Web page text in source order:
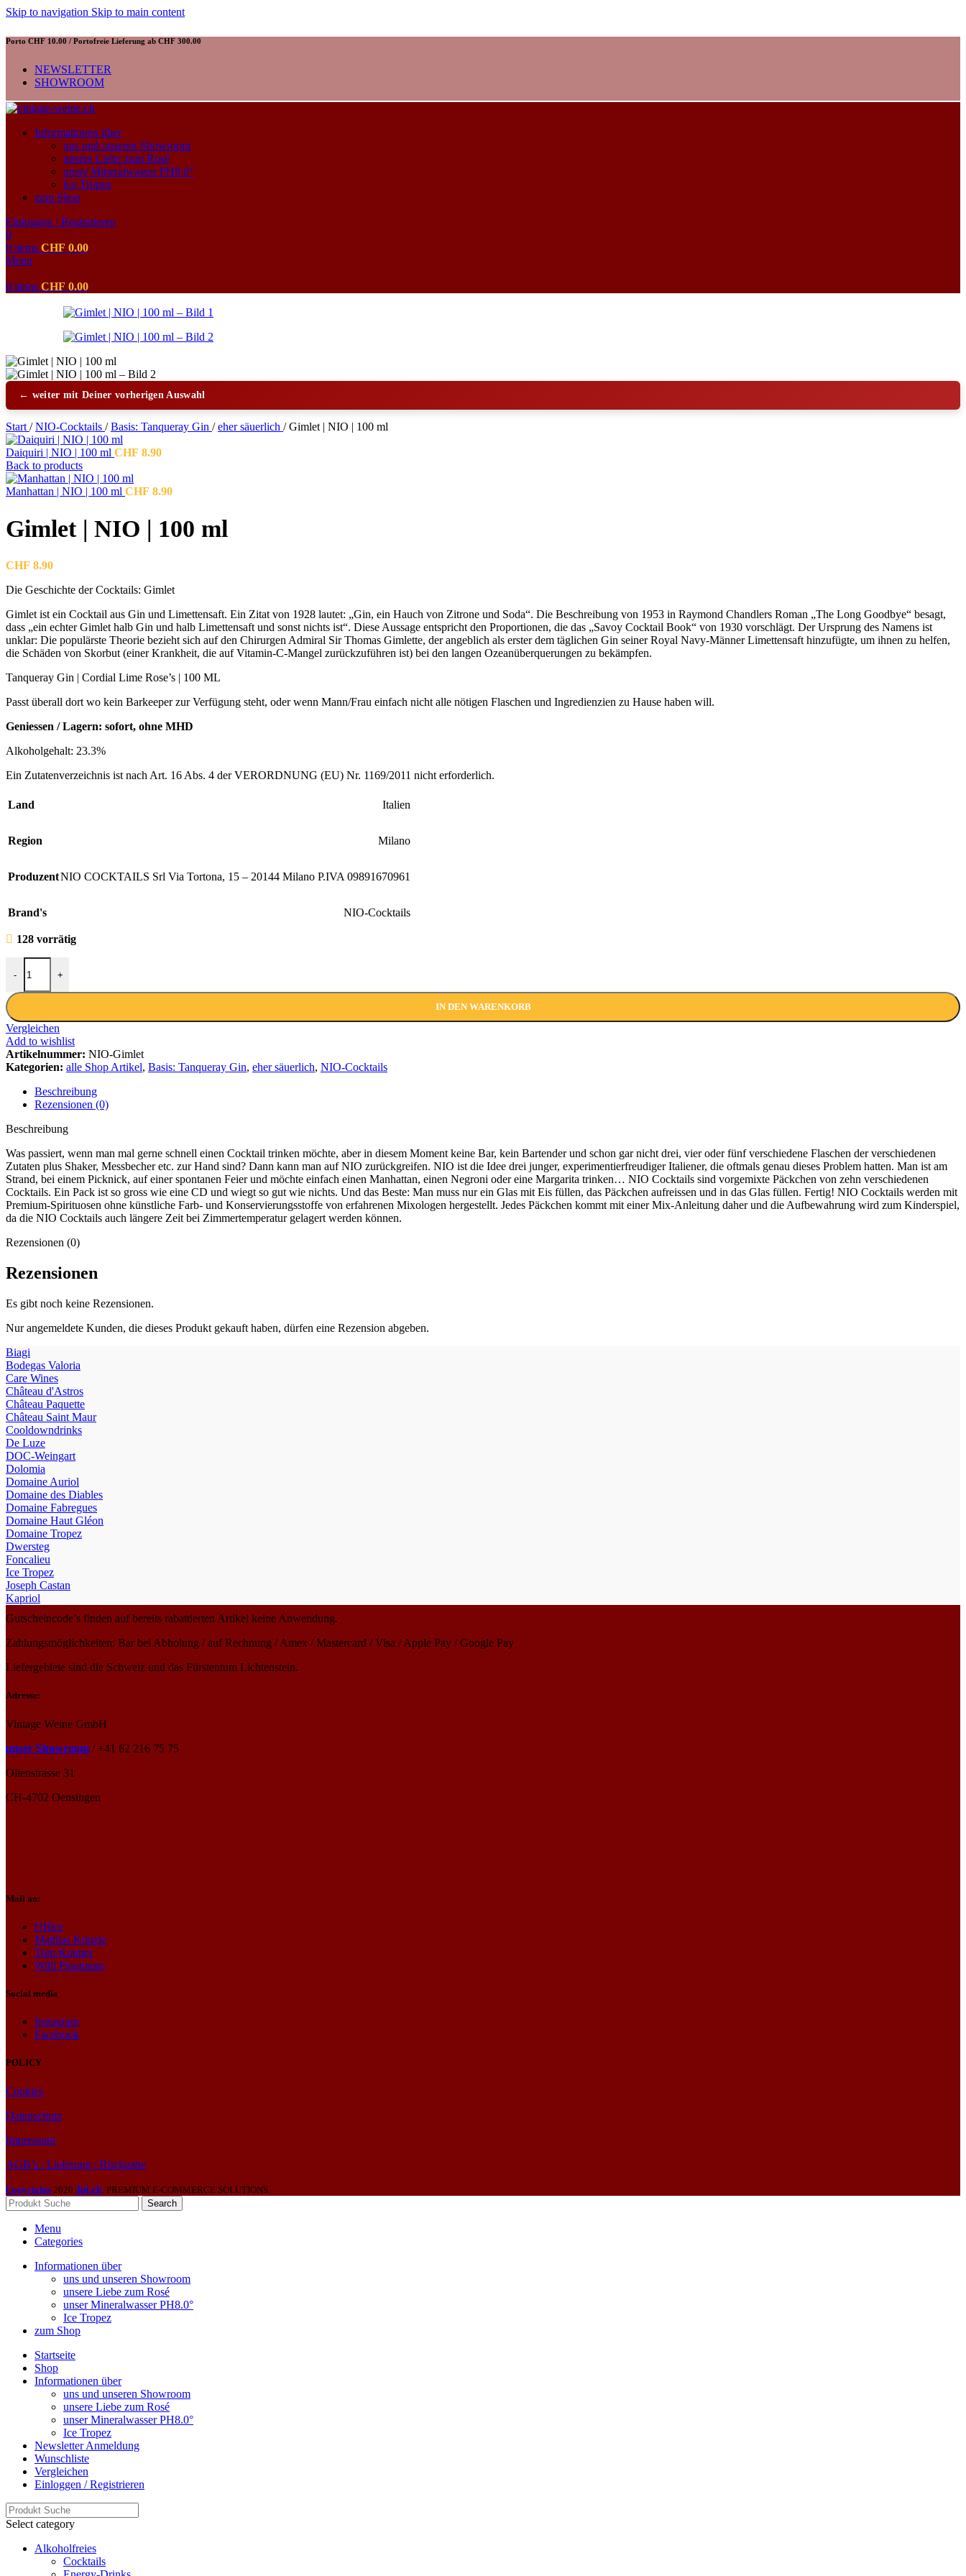
Skip to navigation Skip to main content
Porto CHF 10.00 / Portofreie Lieferung ab CHF 300.00
NEWSLETTER
SHOWROOM
Informationen über
uns und unseren Showroom
unsere Liebe zum Rosé
unser Mineralwasser PH8.0°
Ice Tropez
zum Shop
Einloggen / Registrieren
0
0 items CHF 0.00
Menu
0 items CHF 0.00
← weiter mit Deiner vorherigen Auswahl
Start / NIO-Cocktails / Basis: Tanqueray Gin / eher säuerlich / Gimlet | NIO | 100 ml
Daiquiri | NIO | 100 ml CHF 8.90
Back to products
Manhattan | NIO | 100 ml CHF 8.90
Gimlet | NIO | 100 ml
CHF 8.90
Die Geschichte der Cocktails: Gimlet
Gimlet ist ein Cocktail aus Gin und Limettensaft. Ein Zitat von 1928 lautet: „Gin, ein Hauch von Zitrone und Soda“. Die Beschreibung von 1953 in Raymond Chandlers Roman „The Long Goodbye“ besagt,
dass „ein echter Gimlet halb Gin und halb Limettensaft und sonst nichts ist“. Diese Aussage entspricht den Proportionen, die das „Savoy Cocktail Book“ von 1930 vorschlägt. Der Ursprung des Namens ist
unklar: Die populärste Theorie bezieht sich auf den Chirurgen Admiral Sir Thomas Gimlette, der angeblich als erster dem täglichen Gin seiner Royal Navy-Männer Limettensaft hinzufügte, um ihnen zu helfen,
die Schäden von Skorbut (einer Krankheit, die auf Vitamin-C-Mangel zurückzuführen ist) bei den langen Ozeanüberquerungen zu bekämpfen.
Tanqueray Gin
Cordial Lime Rose’s
100 ML
Passt überall dort wo kein Barkeeper zur Verfügung steht, oder wenn Mann/Frau einfach nicht alle nötigen Flaschen und Ingredienzien zu Hause haben will.
Geniessen / Lagern: sofort, ohne MHD
Alkoholgehalt: 23.3%
Ein Zutatenverzeichnis ist nach Art. 16 Abs. 4 der VERORDNUNG (EU) Nr. 1169/2011 nicht erforderlich.
Land Italien
Region Milano
ProduzentNIO COCKTAILS Srl Via Tortona, 15 – 20144 Milano P.IVA 09891670961
Brand's NIO-Cocktails
128 vorrätig
- +
IN DEN WARENKORB
Vergleichen
Add to wishlist
Artikelnummer: NIO-Gimlet
Kategorien: alle Shop Artikel, Basis: Tanqueray Gin, eher säuerlich, NIO-Cocktails
Beschreibung
Rezensionen (0)
Beschreibung
Was passiert, wenn man mal gerne schnell einen Cocktail trinken möchte, aber in diesem Moment keine Bar, kein Bartender und schon gar nicht drei, vier oder fünf verschiedene Flaschen der verschiedenen
Zutaten plus Shaker, Messbecher etc. zur Hand sind? Dann kann man auf NIO zurückgreifen. NIO ist die Idee drei junger, experimentierfreudiger Italiener, die oftmals genau dieses Problem hatten. Man ist am
Strand, bei einem Picknick, auf einer spontanen Feier und möchte einfach einen Manhattan, einen Negroni oder eine Margarita trinken… NIO Cocktails sind vorgemixte Päckchen von zehn verschiedenen
Cocktails. Ein Pack ist so gross wie eine CD und wiegt so gut wie nichts. Und das Beste: Man muss nur ein Glas mit Eis füllen, das Päckchen aufreissen und in das Glas füllen. Fertig! NIO Cocktails werden mit
Premium-Spirituosen ohne künstliche Farb- und Konservierungsstoffe von erfahrenen Mixologen hergestellt. Jedes Päckchen kommt mit einer Mix-Anleitung daher und die Aufbewahrung wird zum Kinderspiel,
da die NIO Cocktails auch längere Zeit bei Zimmertemperatur gelagert werden können.
Rezensionen (0)
Rezensionen
Es gibt noch keine Rezensionen.
Nur angemeldete Kunden, die dieses Produkt gekauft haben, dürfen eine Rezension abgeben.
Biagi
Bodegas Valoria
Care Wines
Château d'Astros
Château Paquette
Château Saint Maur
Cooldowndrinks
De Luze
DOC-Weingart
Dolomia
Domaine Auriol
Domaine des Diables
Domaine Fabregues
Domaine Haut Gléon
Domaine Tropez
Dwersteg
Foncalieu
Ice Tropez
Joseph Castan
Kapriol
Versandkosten: CHF 10.00 – Portofrei ab CHF 300.00
Gutscheincode’s finden auf bereits rabattierten Artikel keine Anwendung.
Zahlungsmöglichkeiten: Bar bei Abholung / auf Rechnung / Amex / Mastercard / Visa / Apple Pay / Google Pay
Liefergebiete sind die Schweiz und das Fürstentum Lichtenstein.
Adresse:
Vintage Weine GmbH
unser Showroom / +41 62 216 75 75
Oltenstrasse 31
CH-4702 Oensingen
Mail an:
Office
Mathias Künzle
Tom Kramer
Willi Plaumann
Social media
Instagram
Facebook
POLICY
Cookies
Datenschutz
Impressum
AGB’s / Lieferung / Rückgabe
Copyrights 2020 3pl.ch . PREMIUM E-COMMERCE SOLUTIONS.
Search
Menu
Categories
Informationen über
uns und unseren Showroom
unsere Liebe zum Rosé
unser Mineralwasser PH8.0°
Ice Tropez
zum Shop
Startseite
Shop
Informationen über
uns und unseren Showroom
unsere Liebe zum Rosé
unser Mineralwasser PH8.0°
Ice Tropez
Newsletter Anmeldung
Wunschliste
Vergleichen
Einloggen / Registrieren
Select category
Alkoholfreies
Cocktails